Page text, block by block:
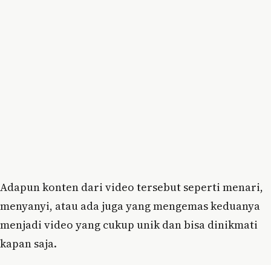
Adapun konten dari video tersebut seperti menari,
menyanyi, atau ada juga yang mengemas keduanya
menjadi video yang cukup unik dan bisa dinikmati
kapan saja.